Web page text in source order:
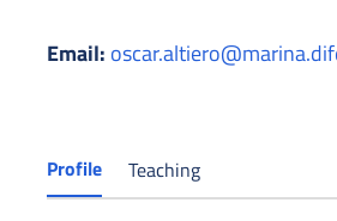
Email:
Profile Teaching